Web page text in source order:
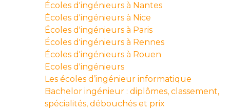
Écoles d'ingénieurs à Nantes
Écoles d'ingénieurs à Nice
Écoles d'ingénieurs à Paris
Écoles d'ingénieurs à Rennes
Écoles d'ingénieurs à Rouen
Ecoles d'ingénieurs
Les écoles d’ingénieur informatique
Bachelor ingénieur : diplômes, classement,
spécialités, débouchés et prix